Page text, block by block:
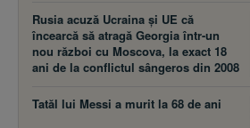
Rusia acuză Ucraina şi UE că
încearcă să atragă Georgia într-un
nou război cu Moscova, la exact 18
ani de la conflictul sângeros din 2008
Tatăl lui Messi a murit la 68 de ani